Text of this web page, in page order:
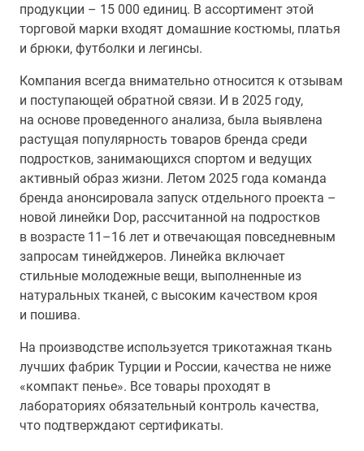
продукции – 15 000 единиц. В ассортимент этой
торговой марки входят домашние костюмы, платья
и брюки, футболки и легинсы.
Компания всегда внимательно относится к отзывам
и поступающей обратной связи. И в 2025 году,
на основе проведенного анализа, была выявлена
растущая популярность товаров бренда среди
подростков, занимающихся спортом и ведущих
активный образ жизни. Летом 2025 года команда
бренда анонсировала запуск отдельного проекта –
новой линейки Dop, рассчитанной на подростков
в возрасте 11–16 лет и отвечающая повседневным
запросам тинейджеров. Линейка включает
стильные молодежные вещи, выполненные из
натуральных тканей, с высоким качеством кроя
и пошива.
На производстве используется трикотажная ткань
лучших фабрик Турции и России, качества не ниже
«компакт пенье». Все товары проходят в
лабораториях обязательный контроль качества,
что подтверждают сертификаты.